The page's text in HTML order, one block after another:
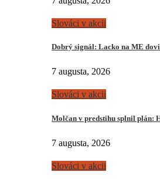
Slováci v akcii
Dobrý signál: Lacko na ME
7 augusta, 2026
Slováci v akcii
Molčan v predstihu splnil plán:
7 augusta, 2026
Slováci v akcii